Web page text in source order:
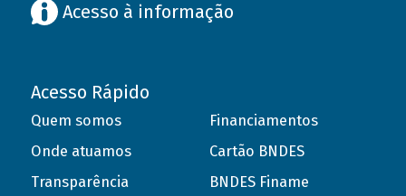
Acesso à informação
Acesso Rápido
Quem somos
Onde atuamos
Transparência
Financiamentos
Cartão BNDES
BNDES Finame